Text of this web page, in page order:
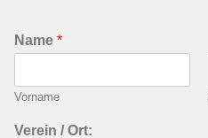
Name *
Vorname
Verein / Ort: